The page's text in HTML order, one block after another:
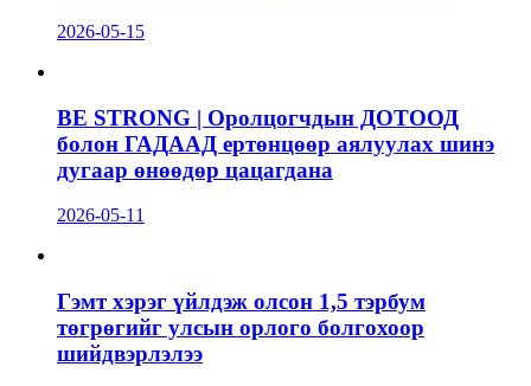
2026-05-15
BE STRONG | Оролцогчдын ДОТООД
болон ГАДААД ертөнцөөр аялуулах шинэ
дугаар өнөөдөр цацагдана
2026-05-11
Гэмт хэрэг үйлдэж олсон 1,5 тэрбум
төгрөгийг улсын орлого болгохоор
шийдвэрлэлээ